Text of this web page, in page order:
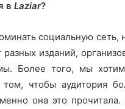
в Laziar?
социальную сеть,
разных изданий,
Более того, мы
чтобы аудитория
она это